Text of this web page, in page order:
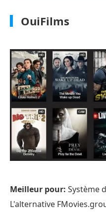
OuiFilms
Meilleur pour: Système
L'alternative